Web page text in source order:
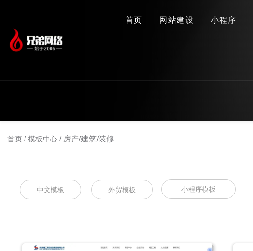
首页 网站建设 小程序
首页
首页 /模板中心 / 房产/建筑/装修
中文模板 外贸模板 小程序模板